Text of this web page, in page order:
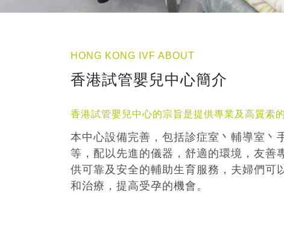
HONG KONG IVF ABOUT
香港試管嬰兒中心簡介
香港試管嬰兒中心的宗旨是提供專業及高質素
本中心設備完善，包括診症室丶輔導室丶
等，配以先進的儀器，舒適的環境，友善
供可靠及安全的輔助生育服務，夫婦們可
和治療，提高受孕的機會。